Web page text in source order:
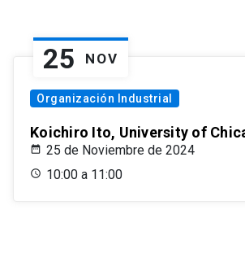
25 NOV
Organización Industrial
Koichiro Ito, University of
25 de Noviembre de 2024
10:00 a 11:00